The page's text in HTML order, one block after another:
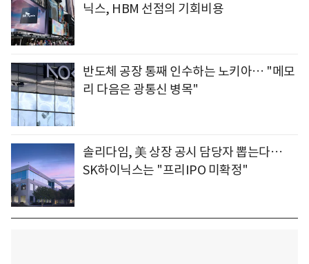
닉스, HBM 선점의 기회비용
반도체 공장 통째 인수하는 노키아… "메모
리 다음은 광통신 병목"
솔리다임, 美 상장 공시 담당자 뽑는다…
SK하이닉스는 "프리IPO 미확정"